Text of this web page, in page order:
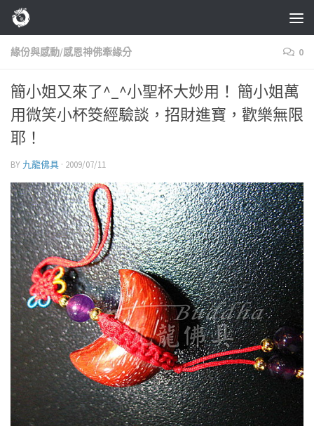
Skip to content
緣份與感動/感恩神佛牽緣分 0
簡小姐又來了^_^小聖杯大妙用！ 簡小姐萬
用微笑小杯筊經驗談，招財進寶，歡樂無限
耶！
BY 九龍佛具 · 2009/07/11